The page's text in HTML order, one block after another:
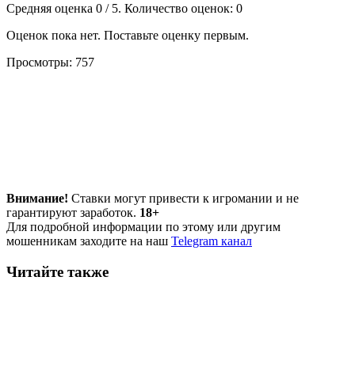
Средняя оценка 0 / 5. Количество оценок: 0
Оценок пока нет. Поставьте оценку первым.
Просмотры: 757
Внимание! Ставки могут привести к игромании и не
гарантируют заработок. 18+
Для подробной информации по этому или другим
мошенникам заходите на наш Telegram канал
Читайте также